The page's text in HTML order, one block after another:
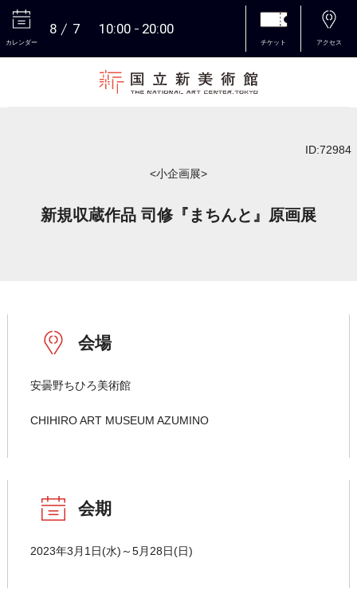
カレンダー
8 7 10:00 20:00
チケット アクセス
ID:72984
<小企画展>
新規収蔵作品 司修『まちんと』原画展
会場
安曇野ちひろ美術館
CHIHIRO ART MUSEUM AZUMINO
会期
2023年3月1日(水)～5月28日(日)